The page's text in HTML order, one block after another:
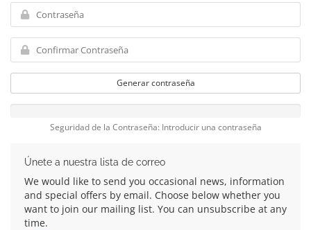
Generar contraseña
Seguridad de la Contraseña: Introducir una contraseña
Únete a nuestra lista de correo
We would like to send you occasional news, information
and special offers by email. Choose below whether you
want to join our mailing list. You can unsubscribe at any
time.